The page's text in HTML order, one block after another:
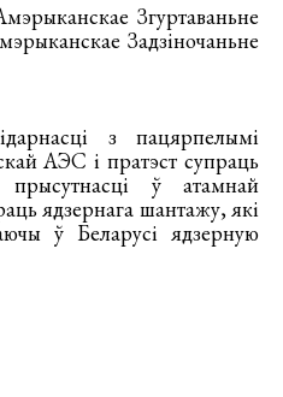
Згуртаваньне
Задзіночаньне
з пацярпелымі
АЭС і пратэст супраць
ў атамнай
ядзернага шантажу, які
ў Беларусі ядзерную